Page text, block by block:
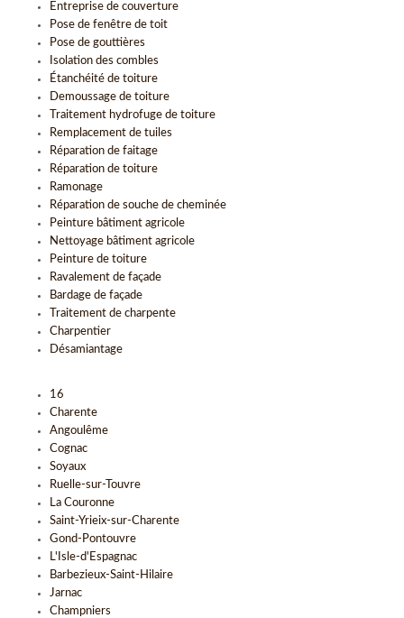
Entreprise de couverture
Pose de fenêtre de toit
Pose de gouttières
Isolation des combles
Étanchéité de toiture
Demoussage de toiture
Traitement hydrofuge de toiture
Remplacement de tuiles
Réparation de faitage
Réparation de toiture
Ramonage
Réparation de souche de cheminée
Peinture bâtiment agricole
Nettoyage bâtiment agricole
Peinture de toiture
Ravalement de façade
Bardage de façade
Traitement de charpente
Charpentier
Désamiantage
16
Charente
Angoulême
Cognac
Soyaux
Ruelle-sur-Touvre
La Couronne
Saint-Yrieix-sur-Charente
Gond-Pontouvre
L'Isle-d'Espagnac
Barbezieux-Saint-Hilaire
Jarnac
Champniers